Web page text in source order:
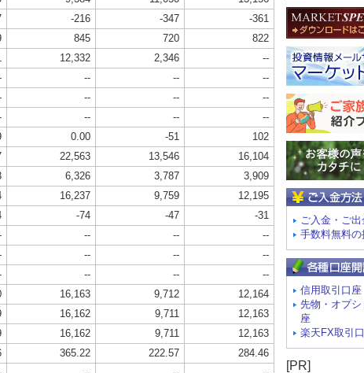
ご入金・ご
手数料無料
信用取引口座
先物・オプシ
座
楽天FX取引
[PR]